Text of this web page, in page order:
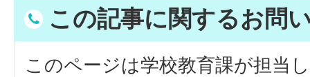
この記事に関するお問
このページは学校教育課が担当